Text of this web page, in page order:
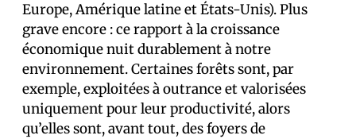
Europe, Amérique latine et États-Unis). Plus
grave encore : ce rapport à la croissance
économique nuit durablement à notre
environnement. Certaines forêts sont, par
exemple, exploitées à outrance et valorisées
uniquement pour leur productivité, alors
qu’elles sont, avant tout, des foyers de